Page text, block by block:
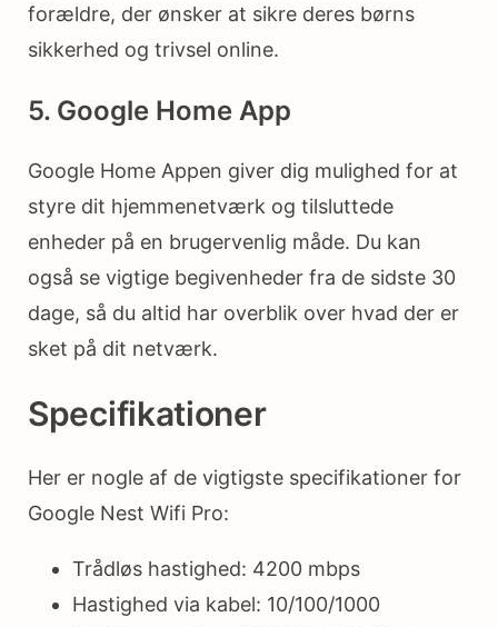
forældre, der ønsker at sikre deres børns
sikkerhed og trivsel online.
5. Google Home App
Google Home Appen giver dig mulighed for at
styre dit hjemmenetværk og tilsluttede
enheder på en brugervenlig måde. Du kan
også se vigtige begivenheder fra de sidste 30
dage, så du altid har overblik over hvad der er
sket på dit netværk.
Specifikationer
Her er nogle af de vigtigste specifikationer for
Google Nest Wifi Pro:
Trådløs hastighed: 4200 mbps
Hastighed via kabel: 10/100/1000